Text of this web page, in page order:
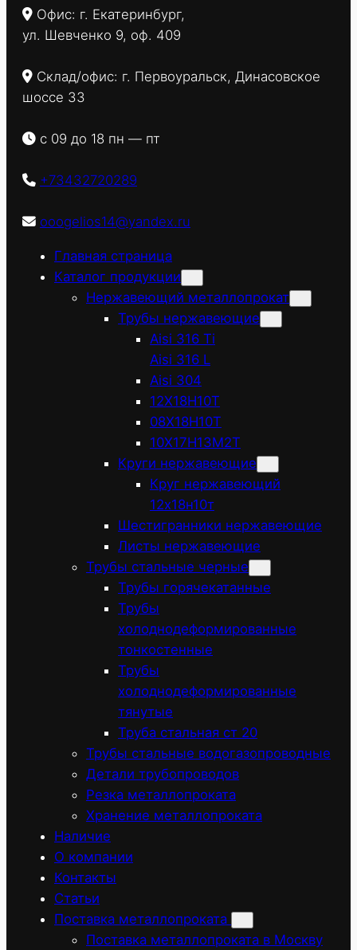
Офис: г. Екатеринбург,
ул. Шевченко 9, оф. 409
Склад/офис: г. Первоуральск, Динасовское
шоссе 33
с 09 до 18 пн — пт
+73432720289
ooogelios14@yandex.ru
Главная страница
Каталог продукции
Нержавеющий металлопрокат
Трубы нержавеющие
Aisi 316 Ti
Aisi 316 L
Aisi 304
12Х18Н10Т
08Х18Н10Т
10Х17Н13М2Т
Круги нержавеющие
Круг нержавеющий
12х18н10т
Шестигранники нержавеющие
Листы нержавеющие
Трубы стальные черные
Трубы горячекатанные
Трубы
холоднодеформированные
тонкостенные
Трубы
холоднодеформированные
тянутые
Труба стальная ст 20
Трубы стальные водогазопроводные
Детали трубопроводов
Резка металлопроката
Хранение металлопроката
Наличие
О компании
Контакты
Статьи
Поставка металлопроката
Поставка металлопроката в Москву